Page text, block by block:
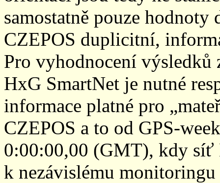
samostatně pouze
CZEPOS duplicitní,
Pro vyhodnocení
HxG SmartNet je nutné
informace platné pro
CZEPOS a to od GPS-
0:00:00,00 (GMT), kdy síť
k nezávislému